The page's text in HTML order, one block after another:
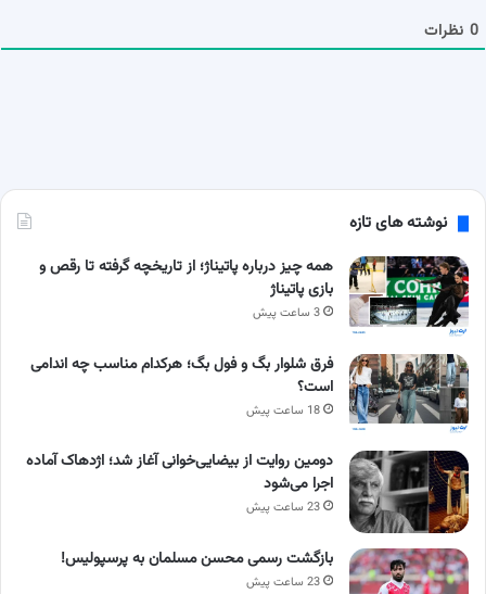
0 نظرات
نوشته های تازه
همه چیز درباره پاتیناژ؛ از تاریخچه گرفته تا رقص و
بازی پاتیناژ
3 ساعت پیش
فرق شلوار بگ و فول بگ؛ هرکدام مناسب چه اندامی
است؟
18 ساعت پیش
دومین روایت از بیضایی‌خوانی آغاز شد؛ اژدهاک آماده
اجرا می‌شود
23 ساعت پیش
بازگشت رسمی محسن مسلمان به پرسپولیس!
23 ساعت پیش